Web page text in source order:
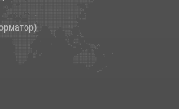
Росгвардии Героя России
с заместителем полномочного
Федерации в Северо-
Виталием Кузнецовым